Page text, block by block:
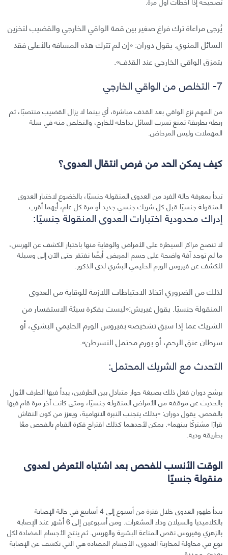
يُرجى مراعاة ترك فراغ صغير بين قمة الواقي الخارجي والقضيب لتخزين
السائل المنوي. يقول دوران: «إن لم تترك هذه المسافة بالأعلى فقد
يتمزق الواقي الخارجي عند القذف».
7- التخلص من الواقي الخارجي
من المهم نزع الواقي بعد القذف مباشرة، أي بينما لا يزال القضيب منتصبًا، ثم
ربطه بطريقة تمنع تسرب السائل بداخله للخارج، والتخلص منه في سلة
المهملات وليس المرحاض.
كيف يمكن الحد من فرص انتقال العدوى؟
تبدأ بمعرفة حالة الفرد من العدوى المنقولة جنسيًا، بالخضوع لاختبار العدوى
المنقولة جنسيًا قبل كل شريك جنسي جديد أو مرة كل عام، أيهما أقرب.
إدراك محدودية اختبارات العدوى المنقولة جنسيًا:
لا تنصح مراكز السيطرة على الأمراض والوقاية منها باختبار الكشف عن الهربس،
ما لم توجد آفة واضحة على جسم المريض. أيضًا نفتقر حتى الآن إلى وسيلة
للكشف عن فيروس الورم الحليمي البشري لدى الذكور.
لذلك من الضروري اتخاذ الاحتياطات اللازمة للوقاية من العدوى
المنقولة جنسيًا. يقول غيريش:«ليست بفكرة سيئة الاستفسار من
الشريك عما إذا سبق تشخيصه بفيروس الورم الحليمي البشري، أو
سرطان عنق الرحم، أو بورم محتمل التسرطن».
التحدث مع الشريك المحتمل:
يرشح دوران فعل ذلك بصيغة حوار متبادل بين الطرفين، يبدأ فيها الطرف الأول
بالحديث عن موقفه من الأمراض المنقولة جنسيًا، ومتى كانت آخر مرة قام فيها
بالفحص. يقول دوران: «بذلك يتجنب النبرة الاتهامية، ويعزز من كون النقاش
قرارًا مشتركًا بينهما». يمكن لأحدهما كذلك اقتراح فكرة القيام بالفحص معًا
بطريقة ودية.
الوقت الأنسب للفحص بعد اشتباه التعرض لعدوى
منقولة جنسيًا
يبدأ ظهور العدوى خلال فترة من أسبوع إلى 4 أسابيع في حالة الإصابة
بالكلاميديا والسيلان وداء المشعرات. ومن أسبوعين إلى 6 أشهر عند الإصابة
بالزهري وفيروس نقص المناعة البشرية والهربس. ثم ينتج الأجسام المضادة لكل
نوع في محاولة لمحاربة العدوى، الأجسام المضادة هي التي تكشف عن الإصابة